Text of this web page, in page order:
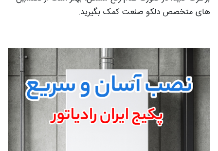
های متخصص دلکو صنعت کمک بگیرید.